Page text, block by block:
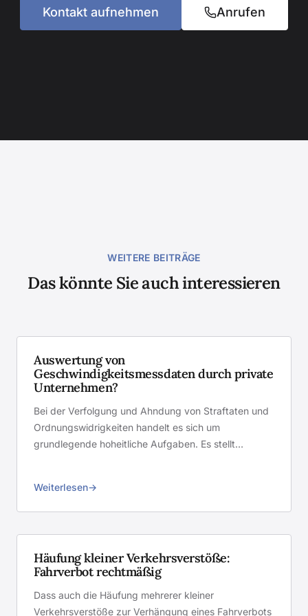
Kontakt aufnehmen Anrufen
WEITERE BEITRÄGE
Das könnte Sie auch interessieren
Auswertung von
Geschwindigkeitsmessdaten durch private
Unternehmen?
Bei der Verfolgung und Ahndung von Straftaten und
Ordnungswidrigkeiten handelt es sich um
grundlegende hoheitliche Aufgaben. Es stellt…
Weiterlesen
Häufung kleiner Verkehrsverstöße:
Fahrverbot rechtmäßig
Dass auch die Häufung mehrerer kleiner
Verkehrsverstöße zur Verhängung eines Fahrverbots